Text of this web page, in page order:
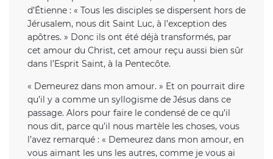
d’Étienne : « Tous les disciples se dispersent hors de
Jérusalem, nous dit Saint Luc, à l’exception des
apôtres. » Donc ils ont été déjà transformés, par
cet amour du Christ, cet amour reçu aussi bien sûr
dans l’Esprit Saint, à la Pentecôte.
« Demeurez dans mon amour. » Et on pourrait dire
qu’il y a comme un syllogisme de Jésus dans ce
passage. Alors pour faire le condensé de ce qu’il
nous dit, parce qu’il nous martèle les choses, vous
l’avez remarqué : « Demeurez dans mon amour, en
vous aimant les uns les autres, comme je vous ai